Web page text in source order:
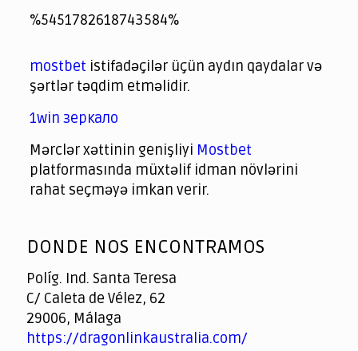
jeetcity
1xbet
jeet city casino
%5451782618743584%
spintiger
Avabet
Spinrise
Crown Green
Crowngreen casino login
슈가 러쉬1000 슬롯
crazy time casino online
1xcasinozambia.com
codingworldnews.com
parimatch.kr
winorio
winorio casino
winorio
mostbet istifadəçilər üçün aydın qaydalar və
şərtlər təqdim etməlidir.
1win зеркало
Mərclər xəttinin genişliyi Mostbet
platformasında müxtəlif idman növlərini
rahat seçməyə imkan verir.
of
DONDE NOS ENCONTRAMOS
Políg. Ind. Santa Teresa
C/ Caleta de Vélez, 62
29006, Málaga
https://dragonlinkaustralia.com/